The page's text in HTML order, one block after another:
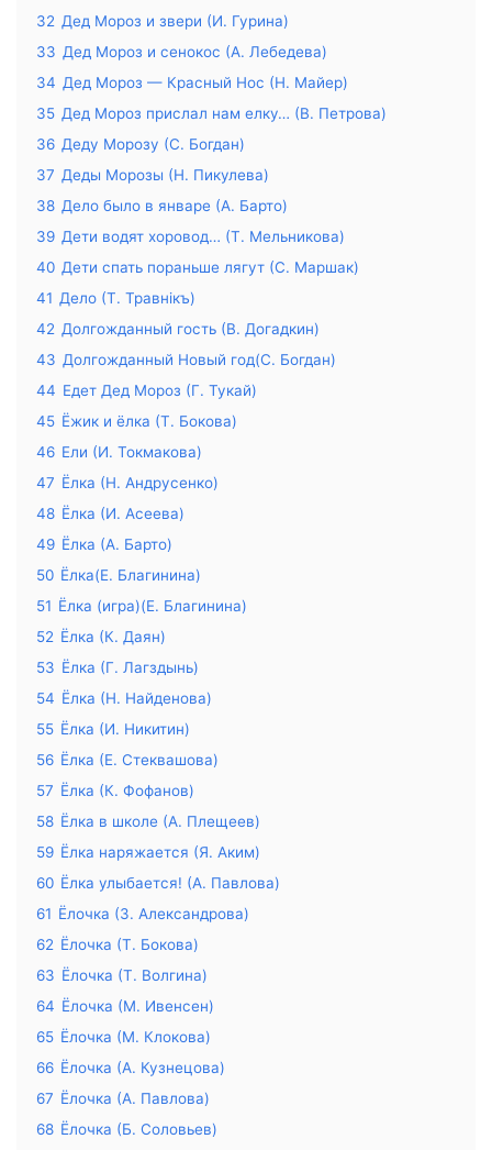
32 Дед Мороз и звери (И. Гурина)
33 Дед Мороз и сенокос (А. Лебедева)
34 Дед Мороз — Красный Нос (Н. Майер)
35 Дед Мороз прислал нам елку… (В. Петрова)
36 Деду Морозу (С. Богдан)
37 Деды Морозы (Н. Пикулева)
38 Дело было в январе (А. Барто)
39 Дети водят хоровод… (Т. Мельникова)
40 Дети спать пораньше лягут (С. Маршак)
41 Дело (Т. Травнiкъ)
42 Долгожданный гость (В. Догадкин)
43 Долгожданный Новый год(С. Богдан)
44 Едет Дед Мороз (Г. Тукай)
45 Ёжик и ёлка (Т. Бокова)
46 Ели (И. Токмакова)
47 Ёлка (Н. Андрусенко)
48 Ёлка (И. Асеева)
49 Ёлка (А. Барто)
50 Ёлка(Е. Благинина)
51 Ёлка (игра)(Е. Благинина)
52 Ёлка (К. Даян)
53 Ёлка (Г. Лагздынь)
54 Ёлка (Н. Найденова)
55 Ёлка (И. Никитин)
56 Ёлка (Е. Стеквашова)
57 Ёлка (К. Фофанов)
58 Ёлка в школе (А. Плещеев)
59 Ёлка наряжается (Я. Аким)
60 Ёлка улыбается! (А. Павлова)
61 Ёлочка (З. Александрова)
62 Ёлочка (Т. Бокова)
63 Ёлочка (Т. Волгина)
64 Ёлочка (М. Ивенсен)
65 Ёлочка (М. Клокова)
66 Ёлочка (А. Кузнецова)
67 Ёлочка (А. Павлова)
68 Ёлочка (Б. Соловьев)